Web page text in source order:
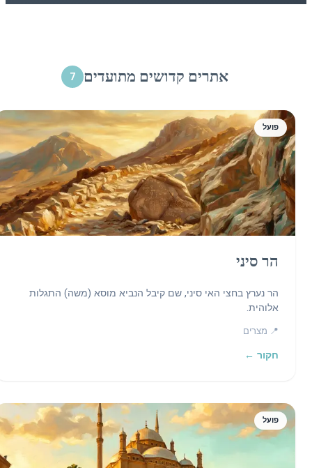
אתרים קדושים מתועדים 7
פועל
הר סיני
הר נערץ בחצי האי סיני, שם קיבל הנביא מוסא (משה) התגלות
אלוהית.
📍 מצרים
חקור ←
פועל